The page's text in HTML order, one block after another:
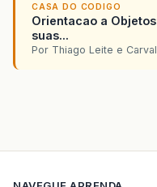
CASA DO CODIGO
Orientacao a
suas...
Por Thiago Leite e